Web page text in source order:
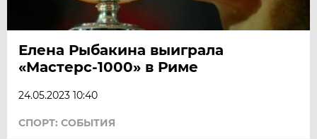
Елена Рыбакина выиграла
«Мастерс-1000» в Риме
24.05.2023 10:40
СПОРТ: СОБЫТИЯ